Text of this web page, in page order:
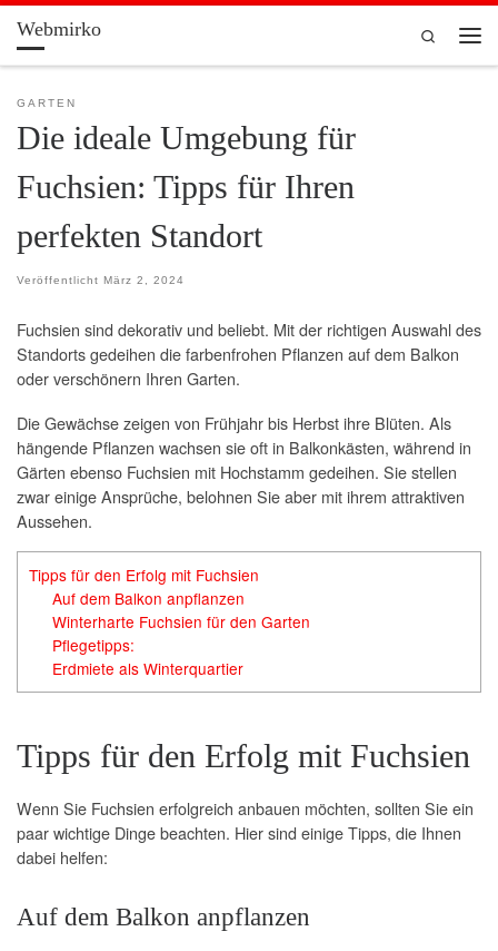
Zum Inhalt springen
Webmirko
Search
GARTEN
Die ideale Umgebung für
Fuchsien: Tipps für Ihren
perfekten Standort
Veröffentlicht März 2, 2024
Fuchsien sind dekorativ und beliebt. Mit der richtigen Auswahl des
Standorts gedeihen die farbenfrohen Pflanzen auf dem Balkon
oder verschönern Ihren Garten.
Die Gewächse zeigen von Frühjahr bis Herbst ihre Blüten. Als
hängende Pflanzen wachsen sie oft in Balkonkästen, während in
Gärten ebenso Fuchsien mit Hochstamm gedeihen. Sie stellen
zwar einige Ansprüche, belohnen Sie aber mit ihrem attraktiven
Aussehen.
Tipps für den Erfolg mit Fuchsien
Auf dem Balkon anpflanzen
Winterharte Fuchsien für den Garten
Pflegetipps:
Erdmiete als Winterquartier
Tipps für den Erfolg mit Fuchsien
Wenn Sie Fuchsien erfolgreich anbauen möchten, sollten Sie ein
paar wichtige Dinge beachten. Hier sind einige Tipps, die Ihnen
dabei helfen:
Auf dem Balkon anpflanzen